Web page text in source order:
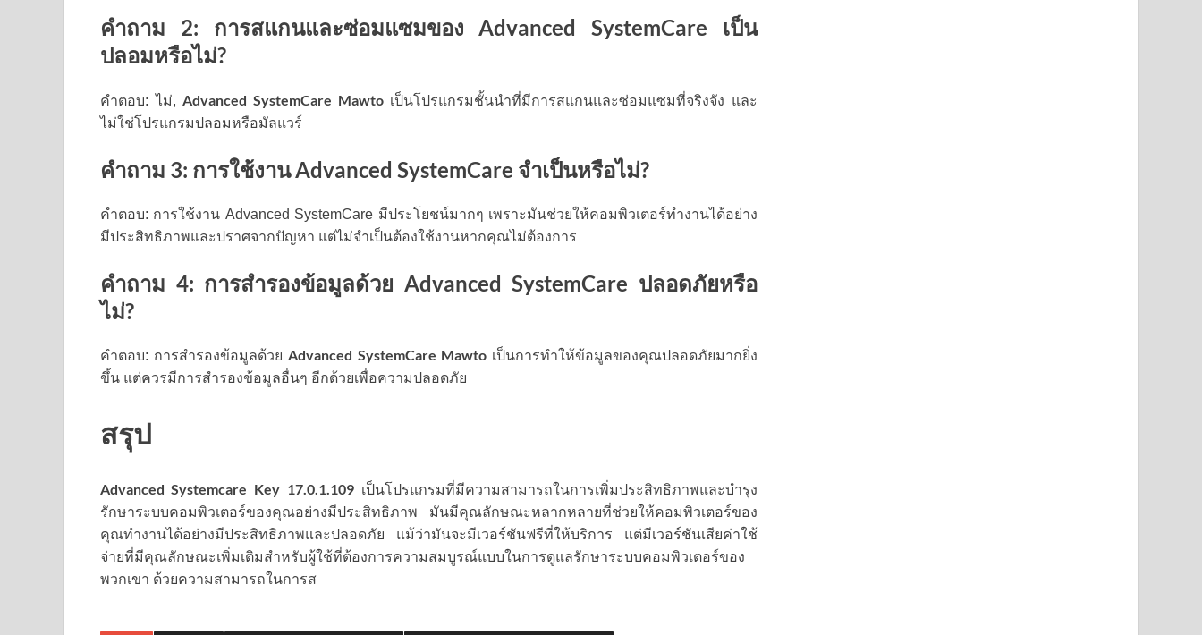
คำถาม 2: การสแกนและซ่อมแซมของ Advanced SystemCare เป็น
ปลอมหรือไม่?
คำตอบ: ไม่,Advanced SystemCare Mawtoเป็นโปรแกรมชั้นนำที่มีการสแกนและซ่อมแซมที่จริงจัง และ
ไม่ใช่โปรแกรมปลอมหรือมัลแวร์
คำถาม 3: การใช้งาน Advanced SystemCare จำเป็นหรือไม่?
คำตอบ: การใช้งาน Advanced SystemCare มีประโยชน์มากๆ เพราะมันช่วยให้คอมพิวเตอร์ทำงานได้อย่าง
มีประสิทธิภาพและปราศจากปัญหา แต่ไม่จำเป็นต้องใช้งานหากคุณไม่ต้องการ
คำถาม 4: การสำรองข้อมูลด้วย Advanced SystemCare ปลอดภัยหรือ
ไม่?
คำตอบ: การสำรองข้อมูลด้วยAdvanced SystemCare Mawtoเป็นการทำให้ข้อมูลของคุณปลอดภัยมากยิ่ง
ขึ้น แต่ควรมีการสำรองข้อมูลอื่นๆ อีกด้วยเพื่อความปลอดภัย
สรุป
Advanced Systemcare Key 17.0.1.109เป็นโปรแกรมที่มีความสามารถในการเพิ่มประสิทธิภาพและบำรุง
รักษาระบบคอมพิวเตอร์ของคุณอย่างมีประสิทธิภาพ มันมีคุณลักษณะหลากหลายที่ช่วยให้คอมพิวเตอร์ของ
คุณทำงานได้อย่างมีประสิทธิภาพและปลอดภัย แม้ว่ามันจะมีเวอร์ชันฟรีที่ให้บริการ แต่มีเวอร์ชันเสียค่าใช้
จ่ายที่มีคุณลักษณะเพิ่มเติมสำหรับผู้ใช้ที่ต้องการความสมบูรณ์แบบในการดูแลรักษาระบบคอมพิวเตอร์ของ
พวกเขา ด้วยความสามารถในการส